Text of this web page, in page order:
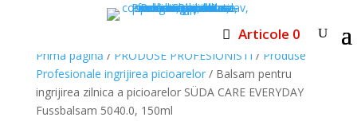
Articole 0
Prima pagină / PRODUSE PROFESIONISTI / Produse
Profesionale ingrijirea picioarelor/ Balsam pentru
ingrijirea zilnica a picioarelor SÜDA CARE EVERYDAY
Fussbalsam 5040.0, 150ml